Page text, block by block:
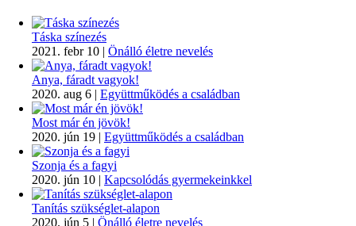
Táska színezés
2021. febr 10 | Önálló életre nevelés
Anya, fáradt vagyok!
2020. aug 6 | Együttműködés a családban
Most már én jövök!
2020. jún 19 | Együttműködés a családban
Szonja és a fagyi
2020. jún 10 | Kapcsolódás gyermekeinkkel
Tanítás szükséglet-alapon
2020. jún 5 | Önálló életre nevelés